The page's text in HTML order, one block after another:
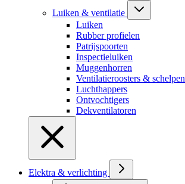
Luiken & ventilatie
Luiken
Rubber profielen
Patrijspoorten
Inspectieluiken
Muggenhorren
Ventilatieroosters & schelpen
Luchthappers
Ontvochtigers
Dekventilatoren
Elektra & verlichting